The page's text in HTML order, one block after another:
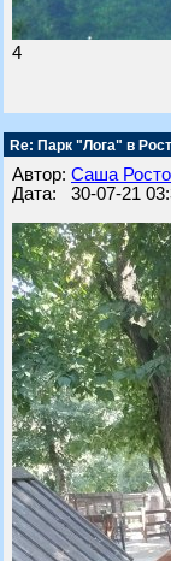
4
Re: Парк "Лога" в
Автор: Саша
Дата: 30-07-21